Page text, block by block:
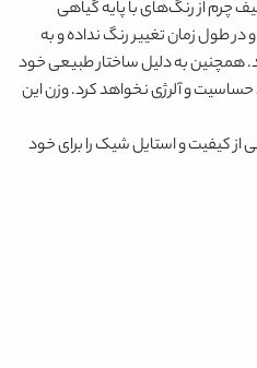
چرم از رنگ‌های با پایه گیاهی
در طول زمان تغییر رنگ نداده و به
به دلیل ساختار طبیعی خود
و آلرژی نخواهد کرد. وزن این
کیفیت و استایل شیک را برای خود